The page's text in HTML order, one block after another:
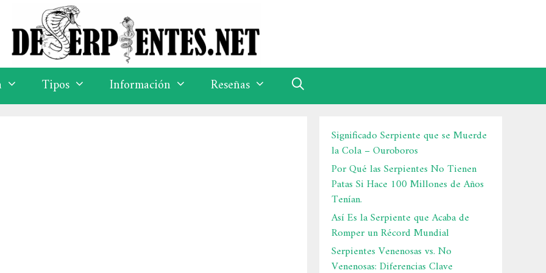
Tipos Información Reseñas
Significado Serpiente que se Muerde
la Cola – Ouroboros
Por Qué las Serpientes No Tienen
Patas Si Hace 100 Millones de Años
Tenían.
Así Es la Serpiente que Acaba de
Romper un Récord Mundial
Serpientes Venenosas vs. No
Venenosas: Diferencias Clave